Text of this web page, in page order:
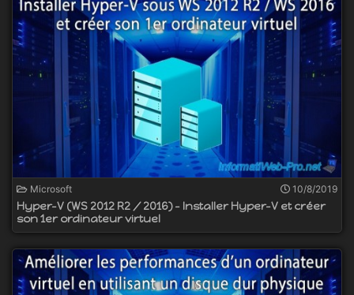
Microsoft 10/8/2019
Hyper-V (WS 2012 R2 / 2016) - Installer Hyper-V et créer
son 1er ordinateur virtuel